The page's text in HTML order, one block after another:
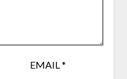
EMAIL*